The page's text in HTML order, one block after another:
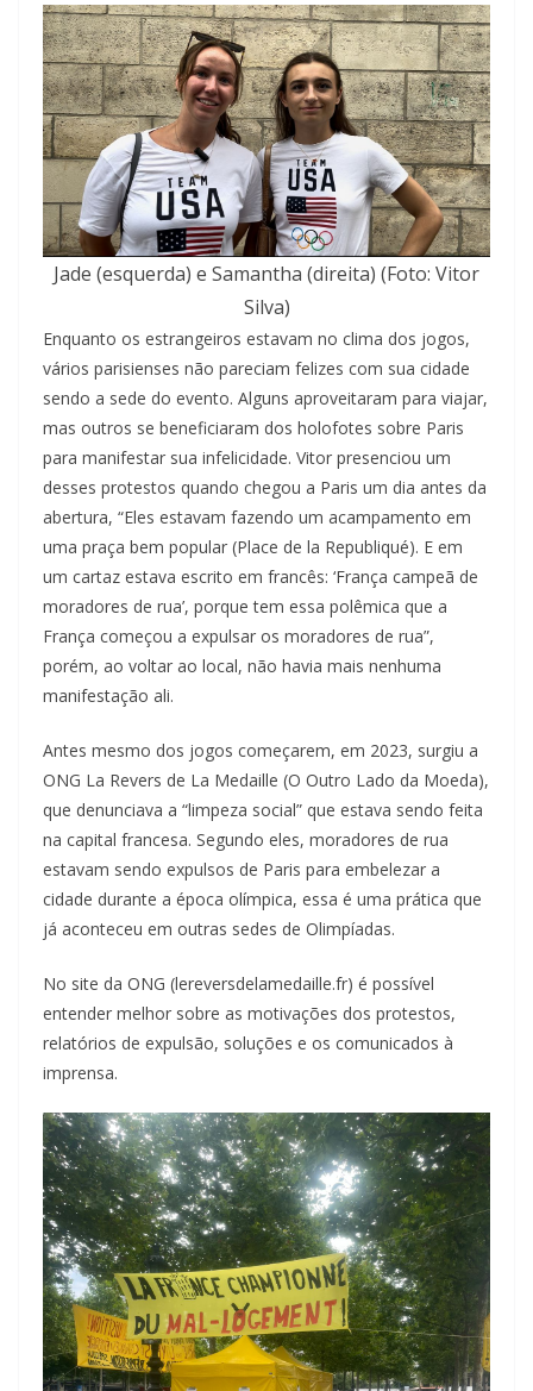
Jade (esquerda) e Samantha (direita) (Foto: Vitor
Silva)
Enquanto os estrangeiros estavam no clima dos jogos,
vários parisienses não pareciam felizes com sua cidade
sendo a sede do evento. Alguns aproveitaram para viajar,
mas outros se beneficiaram dos holofotes sobre Paris
para manifestar sua infelicidade. Vitor presenciou um
desses protestos quando chegou a Paris um dia antes da
abertura, “Eles estavam fazendo um acampamento em
uma praça bem popular (Place de la Republiqué). E em
um cartaz estava escrito em francês: ‘França campeã de
moradores de rua’, porque tem essa polêmica que a
França começou a expulsar os moradores de rua”,
porém, ao voltar ao local, não havia mais nenhuma
manifestação ali.
Antes mesmo dos jogos começarem, em 2023, surgiu a
ONG La Revers de La Medaille (O Outro Lado da Moeda),
que denunciava a “limpeza social” que estava sendo feita
na capital francesa. Segundo eles, moradores de rua
estavam sendo expulsos de Paris para embelezar a
cidade durante a época olímpica, essa é uma prática que
já aconteceu em outras sedes de Olimpíadas.
No site da ONG (lereversdelamedaille.fr) é possível
entender melhor sobre as motivações dos protestos,
relatórios de expulsão, soluções e os comunicados à
imprensa.